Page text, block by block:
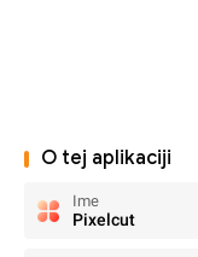
O tej aplikaciji
Ime
Pixelcut